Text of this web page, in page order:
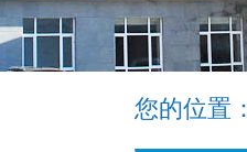
您的位置：